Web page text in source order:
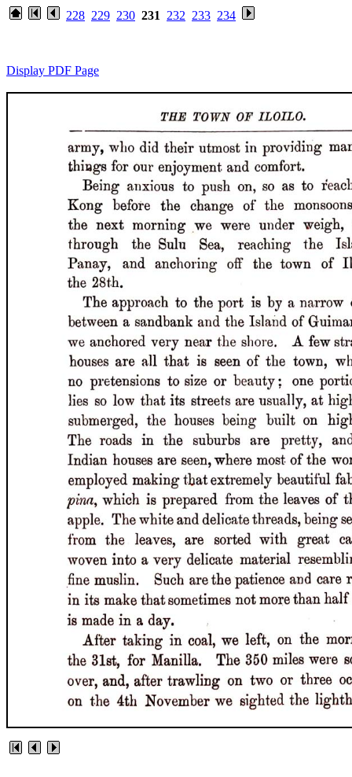
228 229 230 231 232 233 234
Display PDF Page